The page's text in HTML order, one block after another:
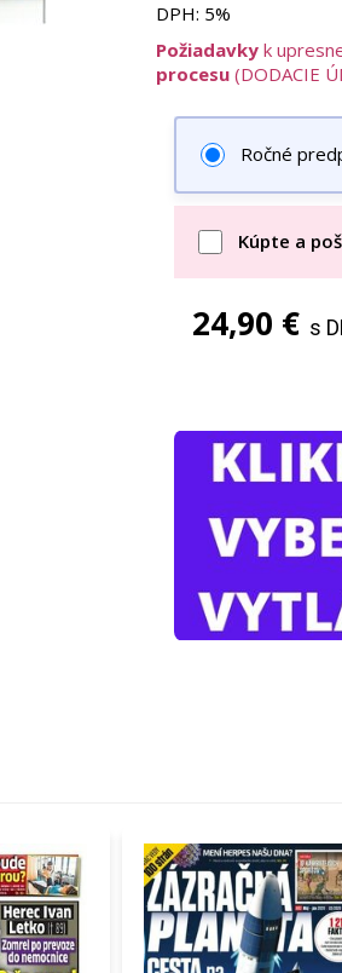
DPH: 5%
Požiadavkyk
procesu(DODACIE
Ročné
Kúpte a
24,90 € s